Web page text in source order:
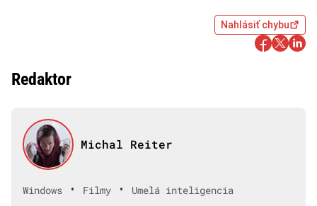
Nahlásiť chybu
Redaktor
Michal Reiter
Windows • Filmy •
Umelá inteligencia